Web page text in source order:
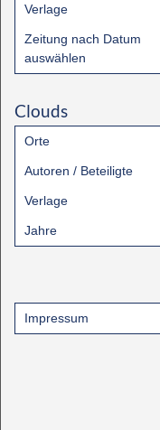
Verlage
Zeitung nach Datum
auswählen
Clouds
Orte
Autoren / Beteiligte
Verlage
Jahre
Impressum